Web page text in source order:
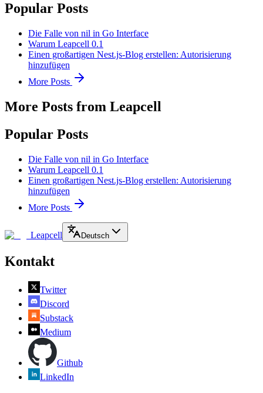
Popular Posts
Die Falle von nil in Go Interface
Warum Leapcell 0.1
Einen großartigen Nest.js-Blog erstellen: Autorisierung
hinzufügen
More Posts
More Posts from Leapcell
Popular Posts
Die Falle von nil in Go Interface
Warum Leapcell 0.1
Einen großartigen Nest.js-Blog erstellen: Autorisierung
hinzufügen
More Posts
Leapcell Deutsch
Kontakt
Twitter
Discord
Substack
Medium
Github
LinkedIn